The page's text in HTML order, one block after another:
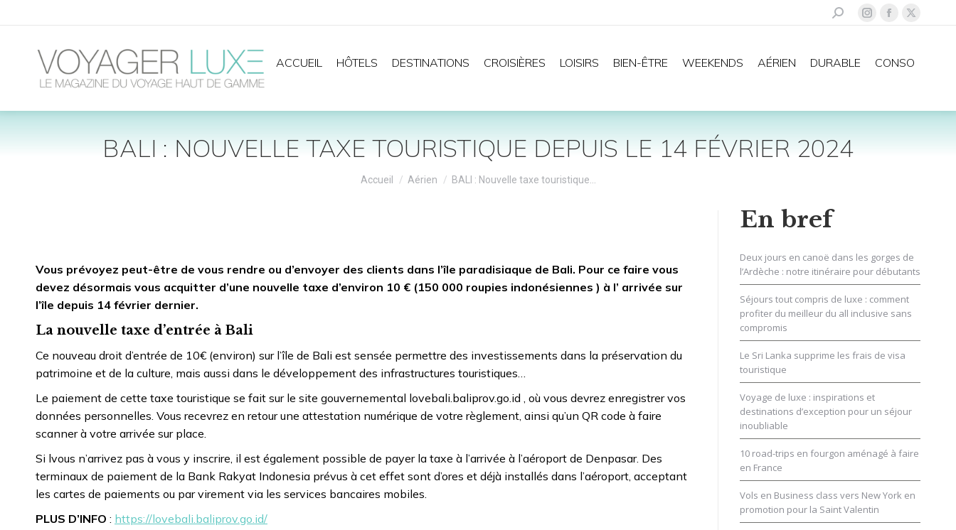
Recherche
La
Instagram
une
La
Facebook
une
La
X
une
ACCUEIL HÔTELS DESTINATIONS CROISIÈRES LOISIRS BIEN-ÊTRE WEEKENDS AÉRIEN DURABLE CONSO
BALI : NOUVELLE TAXE TOURISTIQUE DEPUIS LE 14 FÉVRIER 2024
Vous êtes ici :
Accueil Aérien BALI : Nouvelle taxe touristique…
Vous prévoyez peut-être de vous rendre ou d’envoyer des clients dans l’île paradisiaque de Bali. Pour ce faire vous
devez désormais vous acquitter d’une nouvelle taxe d’environ 10 € (150 000 roupies indonésiennes ) à l’ arrivée sur
l’île depuis 14 février dernier.
La nouvelle taxe d’entrée à Bali
Ce nouveau droit d’entrée de 10€ (environ) sur l’île de Bali est sensée permettre des investissements dans la préservation du
patrimoine et de la culture, mais aussi dans le développement des infrastructures touristiques…
Le paiement de cette taxe touristique se fait sur le site gouvernemental lovebali.baliprov.go.id , où vous devrez enregistrer vos
données personnelles. Vous recevrez en retour une attestation numérique de votre règlement, ainsi qu’un QR code à faire
scanner à votre arrivée sur place.
Si lvous n’arrivez pas à vous y inscrire, il est également possible de payer la taxe à l’arrivée à l’aéroport de Denpasar. Des
terminaux de paiement de la Bank Rakyat Indonesia prévus à cet effet sont d’ores et déjà installés dans l’aéroport, acceptant
les cartes de paiements ou par virement via les services bancaires mobiles.
PLUS D’INFO : https://lovebali.baliprov.go.id/
En bref
Deux jours en canoë dans les gorges de
l’Ardèche : notre itinéraire pour débutants
Séjours tout compris de luxe : comment
profiter du meilleur du all inclusive sans
compromis
Le Sri Lanka supprime les frais de visa
touristique
Voyage de luxe : inspirations et
destinations d’exception pour un séjour
inoubliable
10 road-trips en fourgon aménagé à faire
en France
Vols en Business class vers New York en
promotion pour la Saint Valentin